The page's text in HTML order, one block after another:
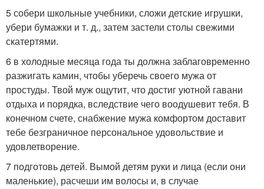
5 собери школьные учебники, сложи детские игрушки,
убери бумажки и т. д., затем застели столы свежими
скатертями.
6 в холодные месяца года ты должна заблаговременно
разжигать камин, чтобы уберечь своего мужа от
простуды. Твой муж ощутит, что достиг уютной гавани
отдыха и порядка, вследствие чего воодушевит тебя. В
конечном счете, снабжение мужа комфортом доставит
тебе безграничное персональное удовольствие и
удовлетворение.
7 подготовь детей. Вымой детям руки и лица (если они
маленькие), расчеши им волосы и, в случае